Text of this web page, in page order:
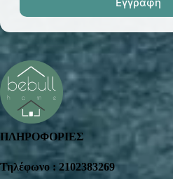
ΠΛΗΡΟΦΟΡΙΕΣ
Τηλέφωνο : 2102383269